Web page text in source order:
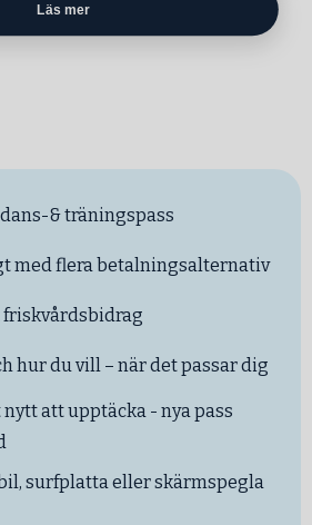
Läs mer
& träningspass
med flera betalningsalternativ
hur du vill – när det passar dig
att upptäcka - nya pass
surfplatta eller skärmspegla